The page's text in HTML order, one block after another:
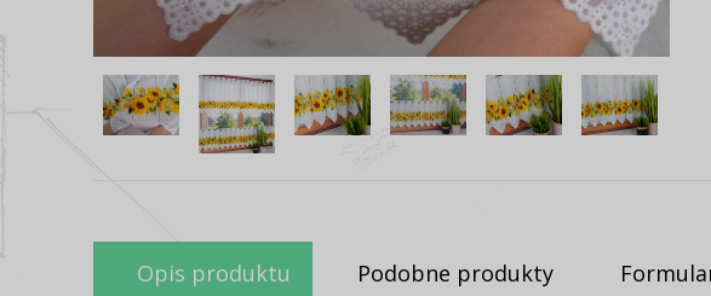
Opis produktu Podobne produkty